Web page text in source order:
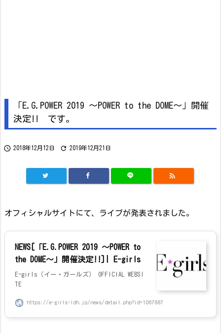
「E.G.POWER 2019 ～POWER to the DOME～」開催
決定!! です。
 2018年12月12日  2019年12月21日

オフィシャルサイトにて、ライブが発表されました。
NEWS[「E.G.POWER 2019 ～POWER to
the DOME～」開催決定!!]| E-girls
E-girls（イー・ガールズ） OFFICIAL WEBSI
TE
https://e-girls-ldh.jp/news/detail.php?id=1067887